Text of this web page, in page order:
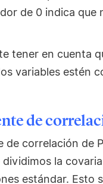
de 0 indica que
tener en cuenta
variables estén
de
de correlación de
la
estándar. Esto